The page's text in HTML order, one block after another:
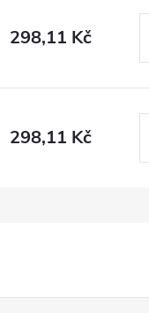
298,11 Kč
298,11 Kč